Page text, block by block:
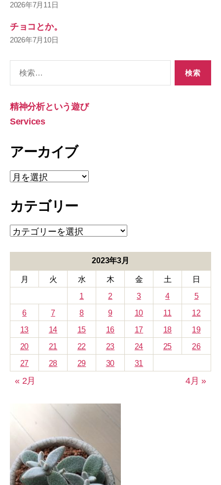
2026年7月11日
チョコとか。
2026年7月10日
象:
精神分析という遊び
Services
アーカイブ
ア
ー
イ
カテゴリー
カ
テ
ー
2023年3月
月 火 水 木 金 土
日
1
2 3 4
5
6
7 8 9 10 11
12
13
14 15 16 17 18
19
20
21 22 23 24 25
26
27
28 29 30 31
« 2月 4月 »